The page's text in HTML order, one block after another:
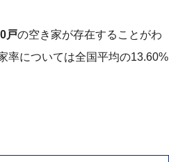
戸の空き家が存在することがわ
率については全国平均の13.60%